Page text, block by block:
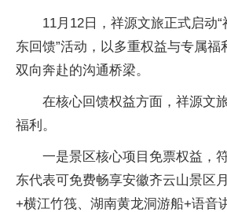
11月12日，祥源文旅正式启动
东回馈”活动，以多重权益与专属福
双向奔赴的沟通桥梁。
在核心回馈权益方面，祥源文
福利。
一是景区核心项目免票权益，
东代表可免费畅享安徽齐云山景区
+横江竹筏、湖南黄龙洞游船+语音